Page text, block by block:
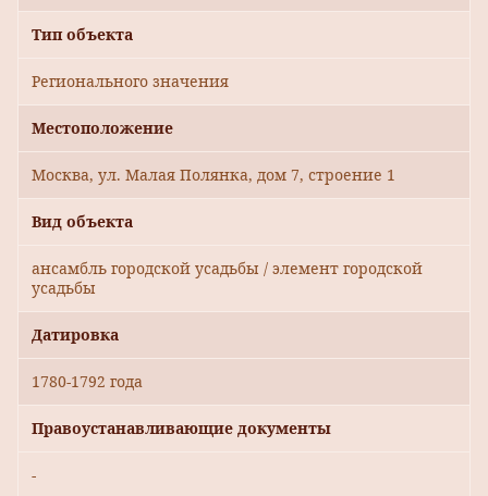
Тип объекта
Регионального значения
Местоположение
Москва, ул. Малая Полянка, дом 7, строение 1
Вид объекта
ансамбль городской усадьбы / элемент городской
усадьбы
Датировка
1780-1792 года
Правоустанавливающие документы
-